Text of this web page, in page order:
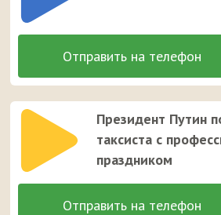
Президент Путин
таксиста с
праздником